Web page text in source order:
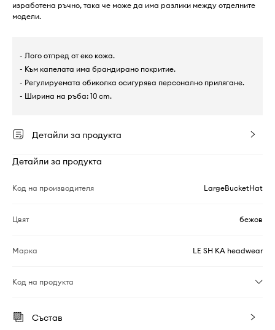
изработена ръчно, така че може да има разлики между отделните
модели.
- Лого отпред от еко кожа.
- Към капелата има брандирано покритие.
- Регулируемата обиколка осигурява персонално прилягане.
- Ширина на ръба: 10 cm.
Детайли за продукта
Детайли за продукта
Код на производителя LargeBucketHat
Цвят бежов
Марка LE SH KA headwear
Код на продукта
Състав